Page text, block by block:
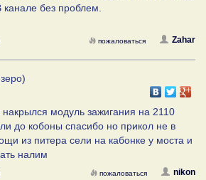
канале без проблем.
Zahar
пожаловаться
накрылся модуль зажигания на 2110
до кобоны спасибо но прикол не в
из питера сели на кабонке у моста и
налим
nikon
пожаловаться